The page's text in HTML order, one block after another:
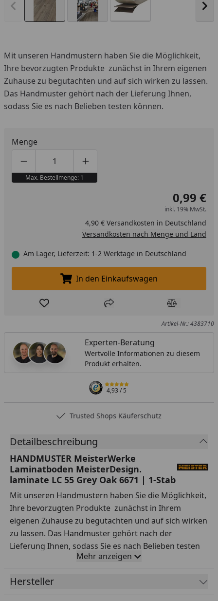
Vorheriges Bild anzeigen
Mit unseren Handmustern haben Sie die Möglichkeit,
Ihre bevorzugten Produkte zunächst in Ihrem eigenen
Zuhause zu begutachten und auf sich wirken zu lassen.
Das Handmuster gehört nach der Lieferung Ihnen,
sodass Sie es nach Belieben testen können.
Menge
Produktmenge um eins verringern
Produktmenge manuell eingeben
Produktmenge um eins erhöhen
Max. Bestellmenge: 1
0,99 €
inkl. 19% MwSt.
4,90 € Versandkosten in Deutschland
Versandkosten nach Menge und Land
Am Lager, Lieferzeit: 1-2 Werktage in Deutschland
In den Einkaufswagen legen
In den Einkaufswagen
Produkt zur Wunschliste hinzufügen
Teilen Produkt
Artikel-Nr.: 4383710
Experten-Beratung
Wertvolle Informationen zu diesem
Produkt erhalten.
4,93/ 5
Trusted Shops Käuferschutz
Detailbeschreibung
HANDMUSTER MeisterWerke
Laminatboden MeisterDesign.
laminate LC 55 Grey Oak 6671 | 1-Stab
Mit unseren Handmustern haben Sie die Möglichkeit,
Ihre bevorzugten Produkte zunächst in Ihrem
eigenen Zuhause zu begutachten und auf sich wirken
zu lassen. Das Handmuster gehört nach der
Lieferung Ihnen, sodass Sie es nach Belieben testen
Ihre Vorteile auf einen Blick:
Mehr anzeigen
Hersteller